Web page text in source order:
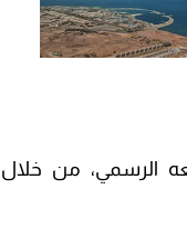
الرسمي، من خلال